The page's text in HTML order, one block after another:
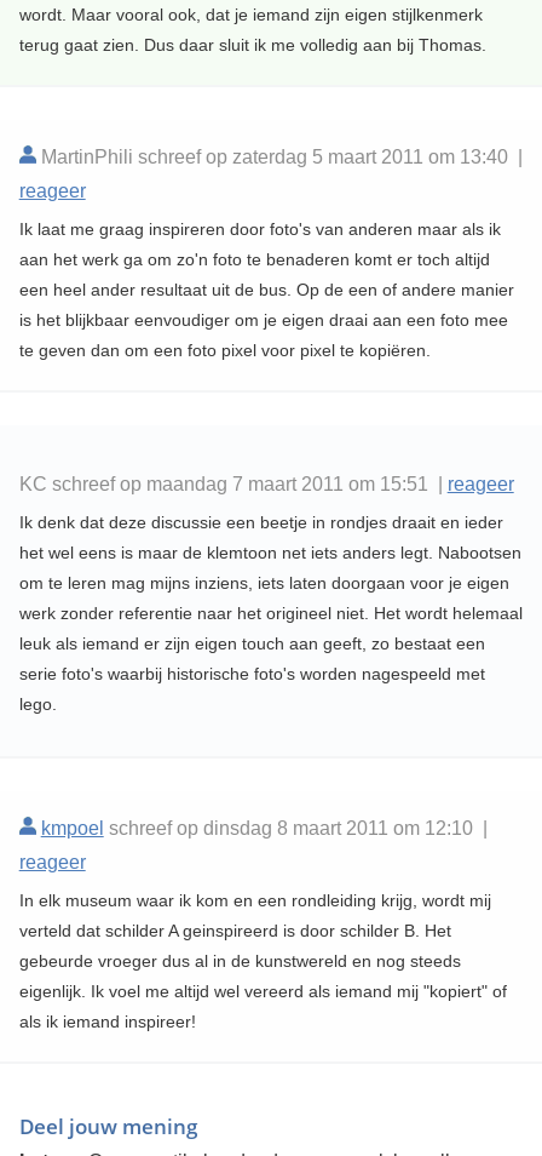
wordt. Maar vooral ook, dat je iemand zijn eigen stijlkenmerk
terug gaat zien. Dus daar sluit ik me volledig aan bij Thomas.
MartinPhili schreef op zaterdag 5 maart 2011 om 13:40 |
reageer
Ik laat me graag inspireren door foto's van anderen maar als ik
aan het werk ga om zo'n foto te benaderen komt er toch altijd
een heel ander resultaat uit de bus. Op de een of andere manier
is het blijkbaar eenvoudiger om je eigen draai aan een foto mee
te geven dan om een foto pixel voor pixel te kopiëren.
KC schreef op maandag 7 maart 2011 om 15:51 | reageer
Ik denk dat deze discussie een beetje in rondjes draait en ieder
het wel eens is maar de klemtoon net iets anders legt. Nabootsen
om te leren mag mijns inziens, iets laten doorgaan voor je eigen
werk zonder referentie naar het origineel niet. Het wordt helemaal
leuk als iemand er zijn eigen touch aan geeft, zo bestaat een
serie foto's waarbij historische foto's worden nagespeeld met
lego.
kmpoel schreef op dinsdag 8 maart 2011 om 12:10 |
reageer
In elk museum waar ik kom en een rondleiding krijg, wordt mij
verteld dat schilder A geinspireerd is door schilder B. Het
gebeurde vroeger dus al in de kunstwereld en nog steeds
eigenlijk. Ik voel me altijd wel vereerd als iemand mij "kopiert" of
als ik iemand inspireer!
Deel jouw mening